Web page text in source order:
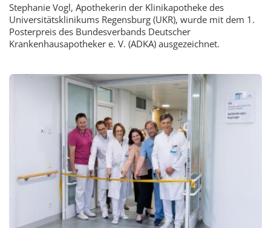
Stephanie Vogl, Apothekerin der Klinikapotheke des
Universitätsklinikums Regensburg (UKR), wurde mit dem 1.
Posterpreis des Bundesverbands Deutscher
Krankenhausapotheker e. V. (ADKA) ausgezeichnet.